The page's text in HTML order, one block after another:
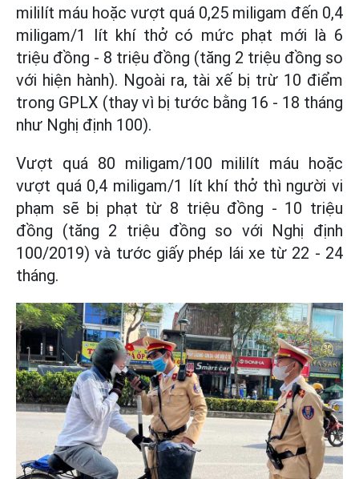
mililít máu hoặc vượt quá 0,25 miligam đến 0,4
miligam/1 lít khí thở có mức phạt mới là 6
triệu đồng - 8 triệu đồng (tăng 2 triệu đồng so
với hiện hành). Ngoài ra, tài xế bị trừ 10 điểm
trong GPLX (thay vì bị tước bằng 16 - 18 tháng
như Nghị định 100).
Vượt quá 80 miligam/100 mililít máu hoặc
vượt quá 0,4 miligam/1 lít khí thở thì người vi
phạm sẽ bị phạt từ 8 triệu đồng - 10 triệu
đồng (tăng 2 triệu đồng so với Nghị định
100/2019) và tước giấy phép lái xe từ 22 - 24
tháng.